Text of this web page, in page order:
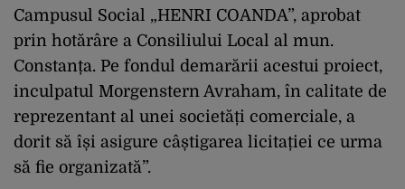
Campusul Social „HENRI COANDA”, aprobat
prin hotărâre a Consiliului Local al mun.
Constanța. Pe fondul demarării acestui proiect,
inculpatul Morgenstern Avraham, în calitate de
reprezentant al unei societăți comerciale, a
dorit să își asigure câștigarea licitației ce urma
să fie organizată”.